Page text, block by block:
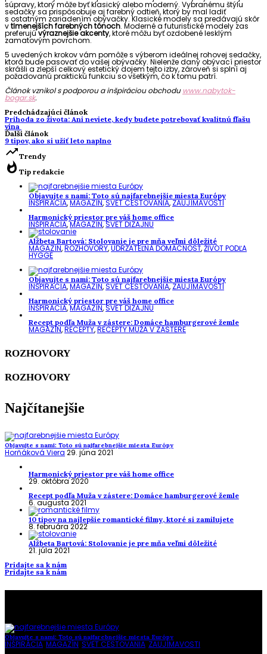
súpravy, ktorý môže byť klasický alebo moderný. Vybranému štýlu
sedačky sa prispôsobuje aj farebný odtieň, ktorý by mal ladiť
s ostatným zariadením obývačky. Klasické modely sa predávajú skôr
vtlmenejších farebných tónoch. Moderné a futuristické modely zas
preferujúvýraznejšie akcenty, ktoré môžu byť ozdobené lesklým
zamatovým povrchom.
5 uvedených krokov vám pomôže s výberom ideálnej rohovej sedačky,
ktorá bude pasovať do vašej obývačky. Nielenže daný obývací priestor
skrášli a zlepší celkový estetický dojem tejto izby, zároveň si splní aj
požadovanú praktickú funkciu so všetkým, čo k tomu patrí.
Článok vznikol s podporou a inšpiráciou obchodu www.nabytok-
bogar.sk.
Predchádzajúci článok
Príhoda zo života: Ani neviete, kedy budete potrebovať kvalitnú fľašu
vína
Ďalší článok
9 tipov, ako si užiť leto naplno
trending_upTrendy
whatshot Tip redakcie
Objavujte s nami: Toto sú najfarebnejšie miesta Európy
INŠPIRÁCIA,MAGAZÍN,SVET CESTOVANIA,ZAUJÍMAVOSTI
Harmonický priestor pre váš home office
INŠPIRÁCIA,MAGAZÍN,SVET DIZAJNU
Alžbeta Bartová: Stolovanie je pre mňa veľmi dôležité
MAGAZÍN,ROZHOVORY,UDRŽATEĽNÁ DOMÁCNOSŤ,ŽIVOT PODĽA
HYGGE
Objavujte s nami: Toto sú najfarebnejšie miesta Európy
INŠPIRÁCIA,MAGAZÍN,SVET CESTOVANIA,ZAUJÍMAVOSTI
Harmonický priestor pre váš home office
INŠPIRÁCIA,MAGAZÍN,SVET DIZAJNU
Recept podľa Muža v zástere: Domáce hamburgerové žemle
MAGAZÍN,RECEPTY,RECEPTY MUŽA V ZÁSTERE
ROZHOVORY
ROZHOVORY
Najčítanejšie
Objavujte s nami: Toto sú najfarebnejšie miesta Európy
Horňáková Viera 29. júna 2021
Harmonický priestor pre váš home office
29. októbra 2020
Recept podľa Muža v zástere: Domáce hamburgerové žemle
6. augusta 2021
10 tipov na najlepšie romantické filmy, ktoré si zamilujete
8. februára 2022
Alžbeta Bartová: Stolovanie je pre mňa veľmi dôležité
21. júla 2021
Pridajte sa k nám
Pridajte sa k nám
Objavujte s nami: Toto sú najfarebnejšie miesta Európy
INŠPIRÁCIA MAGAZÍN SVET CESTOVANIA ZAUJÍMAVOSTI